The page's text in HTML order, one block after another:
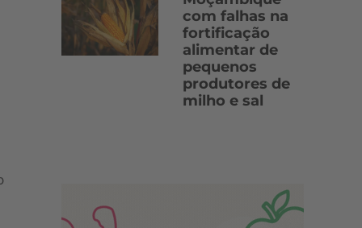
com falhas na
fortificação
alimentar de
pequenos
produtores de
milho e sal